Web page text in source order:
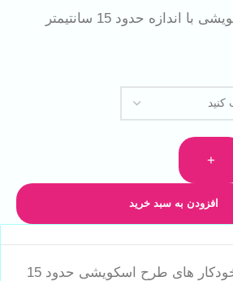
اندازه حدود 15 سانتیمتر
+
افزودن به سبد خرید
دوستای گلم اندازه خودکار های طرح اسکویشی حدود 15